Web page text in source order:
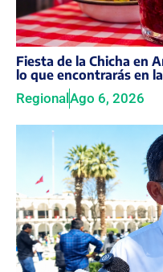
Fiesta de la Chicha en
lo que encontrarás en
RegionalAgo 6, 2026